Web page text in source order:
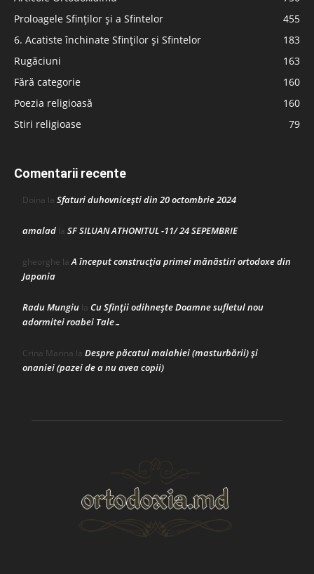
Proloagele Sfinților și a Sfintelor
455
6. Acatiste închinate Sfinților și Sfintelor
183
Rugăciuni
163
Fără categorie
160
Poezia religioasă
160
Stiri religioase
79
Comentarii recente
Doina la Sfaturi duhovnicești din 20 octombrie 2024
amalad la SF SILUAN ATHONITUL -11/ 24 SEPEMBRIE
gheorghe laA început construcţia primei mănăstiri ortodoxe din
Japonia
Radu Mungiu la Cu Sfinții odihnește Doamne sufletul nou
adormitei roabei Tale…
Crina Marina la Despre păcatul malahiei (masturbării) şi
onaniei (pazei de a nu avea copii)